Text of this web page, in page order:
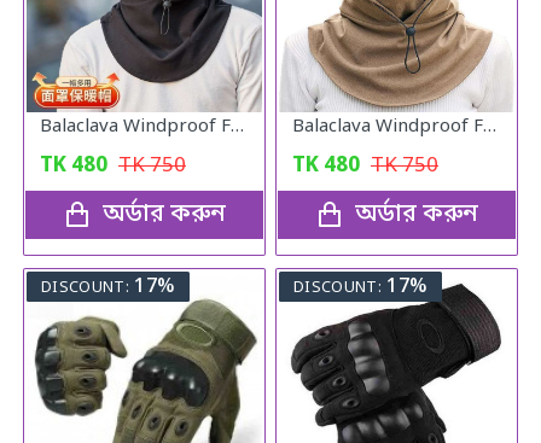
Balaclava Windproof Full Face Mask (Black)
TK 480 TK750
অর্ডার করুন
Balaclava Windproof Full Face Mask (Khaki)
TK 480 TK750
অর্ডার করুন
DISCOUNT: 17% DISCOUNT: 17%